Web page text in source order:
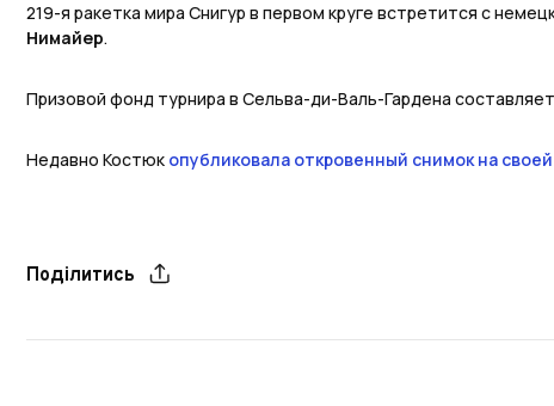
219-я ракетка мира Снигур в первом круге встретится с
Нимайер.
Призовой фонд турнира в Сельва-ди-Валь-Гардена
Недавно Костюк опубликовала откровенный снимок на
Поділитись